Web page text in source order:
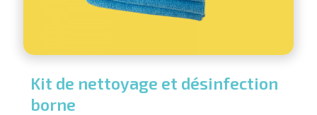
Kit de nettoyage et désinfection
borne